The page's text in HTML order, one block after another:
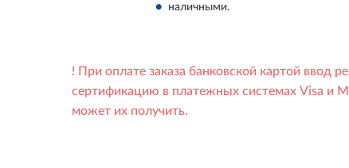
наличными.
! При оплате заказа банковской картой ввод
сертификацию в платежных системах Visa и
может их получить.